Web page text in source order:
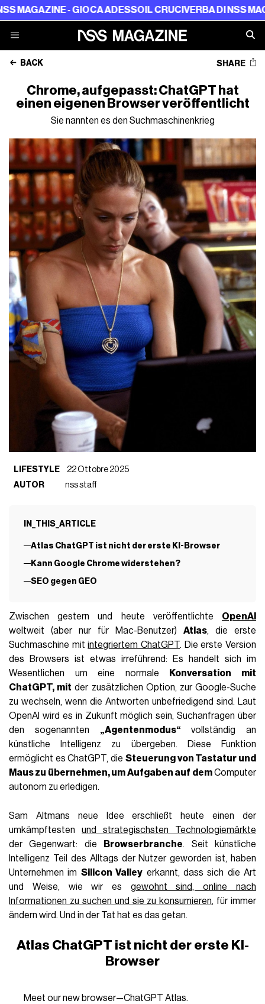
- GIOCA ADESSOIL CRUCIVERBA DI NSS
BACK SHARE
Chrome, aufgepasst: ChatGPT hat
einen eigenen Browser veröffentlicht
Sie nannten es den Suchmaschinenkrieg
LIFESTYLE
22 Ottobre 2025
AUTOR
nss staff
IN_THIS_ARTICLE
Atlas ChatGPT ist nicht der erste KI-Browser
Kann Google Chrome widerstehen?
SEO gegen GEO
Zwischen gestern und heute veröffentlichte OpenAI
weltweit (aber nur für Mac-Benutzer) Atlas, die erste
Suchmaschine mitintegriertem ChatGPT. Die erste Version
des Browsers ist etwas irreführend: Es handelt sich im
Wesentlichen um eine normale
Konversation mit
ChatGPT, mit der zusätzlichen Option, zur Google-Suche
zu wechseln, wenn die Antworten unbefriedigend sind. Laut
OpenAI wird es in Zukunft möglich sein, Suchanfragen über
den sogenannten „Agentenmodus“ vollständig an
künstliche Intelligenz zu übergeben. Diese Funktion
ermöglicht es ChatGPT, die Steuerung von Tastatur und
Maus zu übernehmen, um Aufgaben auf demComputer
autonom zu erledigen.
Sam Altmans neue Idee erschließt heute einen der
umkämpftestenund strategischsten Technologiemärkte
der Gegenwart: die
Browserbranche. Seit künstliche
Intelligenz Teil des Alltags der Nutzer geworden ist, haben
Unternehmen im Silicon Valley erkannt, dass sich die Art
und Weise, wie wir es gewohnt sind, online nach
Informationen zu suchen und sie zu konsumieren, für immer
ändern wird. Und in der Tat hat es das getan.
Atlas ChatGPT ist nicht der erste KI-
Browser
Meet our new browser—ChatGPT Atlas.